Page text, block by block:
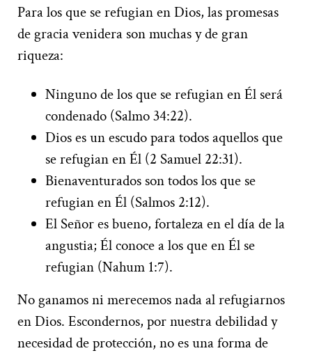
Para los que se refugian en Dios, las promesas
de gracia venidera son muchas y de gran
riqueza:
Ninguno de los que se refugian en Él será
condenado (Salmo 34:22).
Dios es un escudo para todos aquellos que
se refugian en Él (2 Samuel 22:31).
Bienaventurados son todos los que se
refugian en Él (Salmos 2:12).
El Señor es bueno, fortaleza en el día de la
angustia; Él conoce a los que en Él se
refugian (Nahum 1:7).
No ganamos ni merecemos nada al refugiarnos
en Dios. Escondernos, por nuestra debilidad y
necesidad de protección, no es una forma de